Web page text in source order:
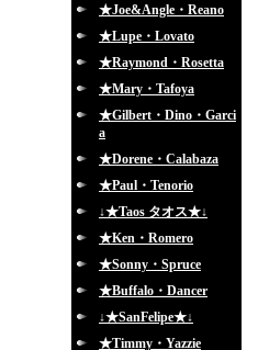
★Joe&Angle・Reano
★Lupe・Lovato
★Raymond・Rosetta
★Mary・Tafoya
★Gilbert・Dino・Garci
a
★Dorene・Calabaza
★Paul・Tenorio
↓★Taos タオス★↓
★Ken・Romero
★Sonny・Spruce
★Buffalo・Dancer
↓★SanFelipe★↓
★Timmy・Yazzie